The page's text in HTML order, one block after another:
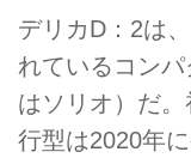
デリカD：2は
れているコン
はソリオ）だ
行型は2020年